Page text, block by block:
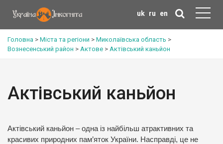
uk ru en
Головна > Міста та регіони > Миколаївська область >
Вознесенський район > Актове > Актівський каньйон
Актівський каньйон
Актівський каньйон – одна із найбільш атрактивних та
красивих природних пам’яток України. Насправді, це не